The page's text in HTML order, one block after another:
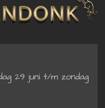
29 juni t/m zondag